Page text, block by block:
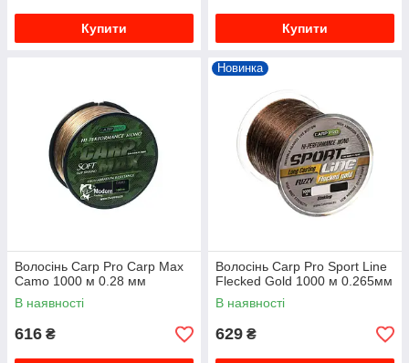
Купити Купити
Волосінь Carp Pro Carp Max
Camo 1000 м 0.28 мм
В наявності
616 ₴
Новинка
Волосінь Carp Pro Sport Line
Flecked Gold 1000 м 0.265мм
В наявності
629 ₴